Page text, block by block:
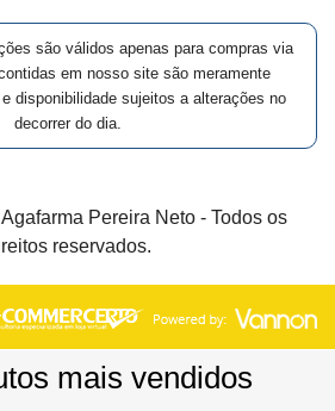
são válidos apenas para compras via
em nosso site são meramente
disponibilidade sujeitos a alterações no
decorrer do dia.
Pereira Neto - Todos os
reservados.